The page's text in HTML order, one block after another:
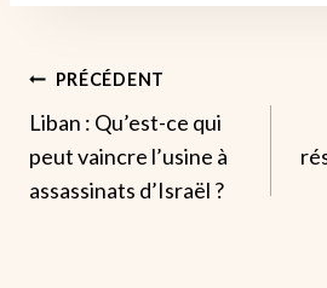
Navigation
De
L’article
PRÉCÉDENT
Liban : Qu’est-ce qui
peut vaincre l’usine à
assassinats d’Israël ?